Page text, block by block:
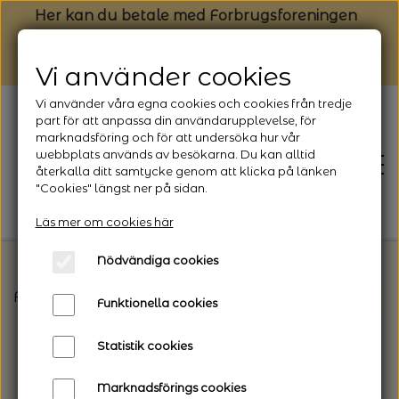
Her kan du betale med Forbrugsforeningen
FORSIDE
Framsida Strikkepinde / Hæklenåle
Vi använder cookies
Vi använder våra egna cookies och cookies från tredje
part för att anpassa din användarupplevelse, för
marknadsföring och för att undersöka hur vår
webbplats används av besökarna. Du kan alltid
återkalla ditt samtycke genom att klicka på länken
"Cookies" längst ner på sidan.
Läs mer om cookies här
Nödvändiga cookies
Funktionella cookies
Statistik cookies
Marknadsförings cookies